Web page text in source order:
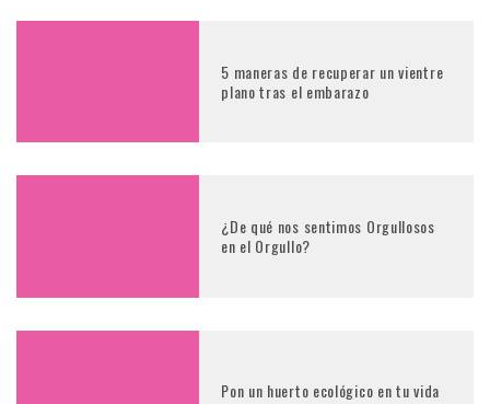
5 maneras de recuperar un vientre
plano tras el embarazo
¿De qué nos sentimos Orgullosos
en el Orgullo?
Pon un huerto ecológico en tu vida